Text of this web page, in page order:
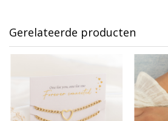
Gerelateerde producten